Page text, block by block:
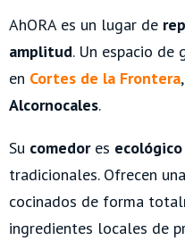
AhORA es un lugar de
amplitud. Un espacio
en Cortes de la Frontera
Alcornocales.
Su comedores ecológico
tradicionales. Ofrecen
cocinados de forma
ingredientes locales de